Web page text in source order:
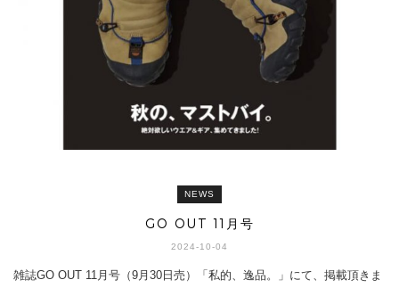
NEWS
GO OUT 11月号
2024-10-04
雑誌GO OUT 11月号（9月30日売）「私的、逸品。」にて、掲載頂きま